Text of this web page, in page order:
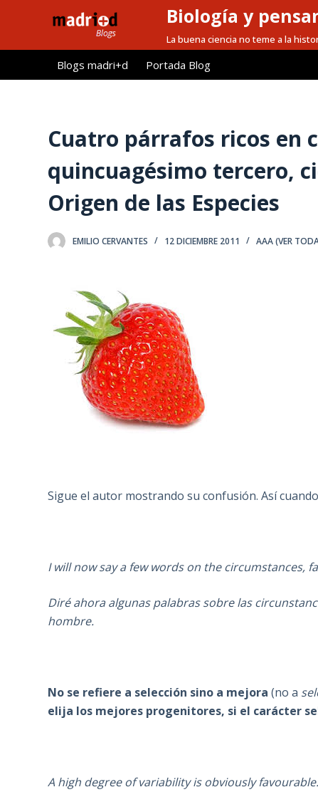
l
Biología y
La buena ciencia no teme a la
Blogs madri+d Portada Blog
Cuatro párrafos ricos en
quincuagésimo tercero,
Origen de las Especies
EMILIO CERVANTES 12 DICIEMBRE 2011 AAA (VER
Sigue el autor mostrando su confusión. Así
I will now say a few words on the circumstances,
Diré ahora algunas palabras sobre las
hombre.
No se refiere a selección sino a mejora(no a
elija los mejores progenitores, si el carácter
A high degree of variability is obviously favourable.